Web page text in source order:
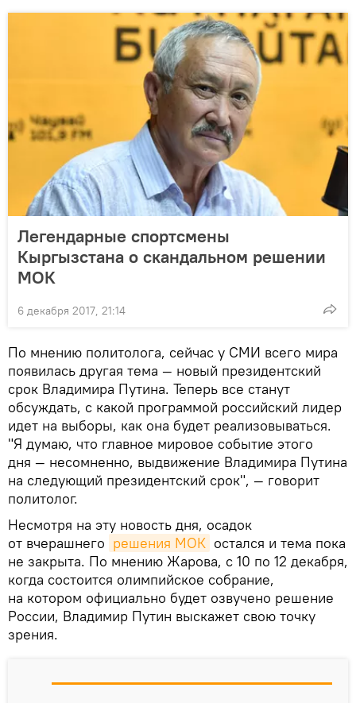
Легендарные спортсмены
Кыргызстана о скандальном решении
МОК
6 декабря 2017, 21:14
По мнению политолога, сейчас у СМИ всего мира
появилась другая тема — новый президентский
срок Владимира Путина. Теперь все станут
обсуждать, с какой программой российский лидер
идет на выборы, как она будет реализовываться.
"Я думаю, что главное мировое событие этого
дня — несомненно, выдвижение Владимира Путина
на следующий президентский срок", — говорит
политолог.
Несмотря на эту новость дня, осадок
от вчерашнего решения МОК остался и тема пока
не закрыта. По мнению Жарова, с 10 по 12 декабря,
когда состоится олимпийское собрание,
на котором официально будет озвучено решение
России, Владимир Путин выскажет свою точку
зрения.